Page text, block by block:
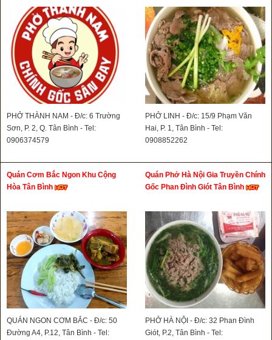
PHỞ THÀNH NAM - Đ/c: 6 Trường
Sơn, P. 2, Q. Tân Bình - Tel:
0906374579
PHỞ LINH - Đ/c: 15/9 Phạm Văn
Hai, P. 1, Tân Bình - Tel:
0908852262
Quán Cơm Bắc Ngon Khu Cộng
Hòa Tân Bình
QUÁN NGON CƠM BẮC - Đ/c: 50
Đường A4, P.12, Tân Bình - Tel:
Quán Phở Hà Nội Gia Truyền Chính
Gốc Phan Đình Giót Tân Bình
PHỞ HÀ NỘI - Đ/c: 32 Phan Đình
Giót, P.2, Tân Bình - Tel: